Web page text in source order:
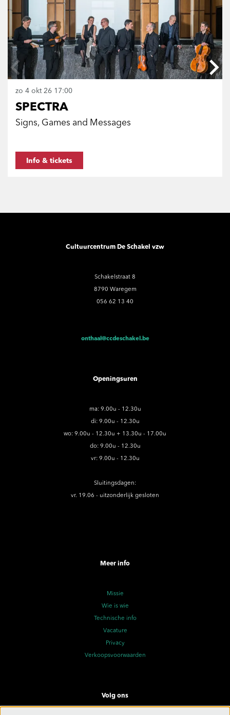
SPECTRA
Signs, Games and Messages
zo 4 okt 26 17:00
Info & tickets
Cultuurcentrum De Schakel vzw
Schakelstraat 8
8790 Waregem
056 62 13 40
onthaal@ccdeschakel.be
Openingsuren
ma: 9.00u - 12.30u
di: 9.00u - 12.30u
wo: 9.00u - 12.30u + 13.30u - 17.00u
do: 9.00u - 12.30u
vr: 9.00u - 12.30u
Sluitingsdagen:
vr. 19.06 - uitzonderlijk gesloten
Meer info
Missie
Wie is wie
Technische info
Vacature
Privacy
Verkoopsvoorwaarden
Volg ons